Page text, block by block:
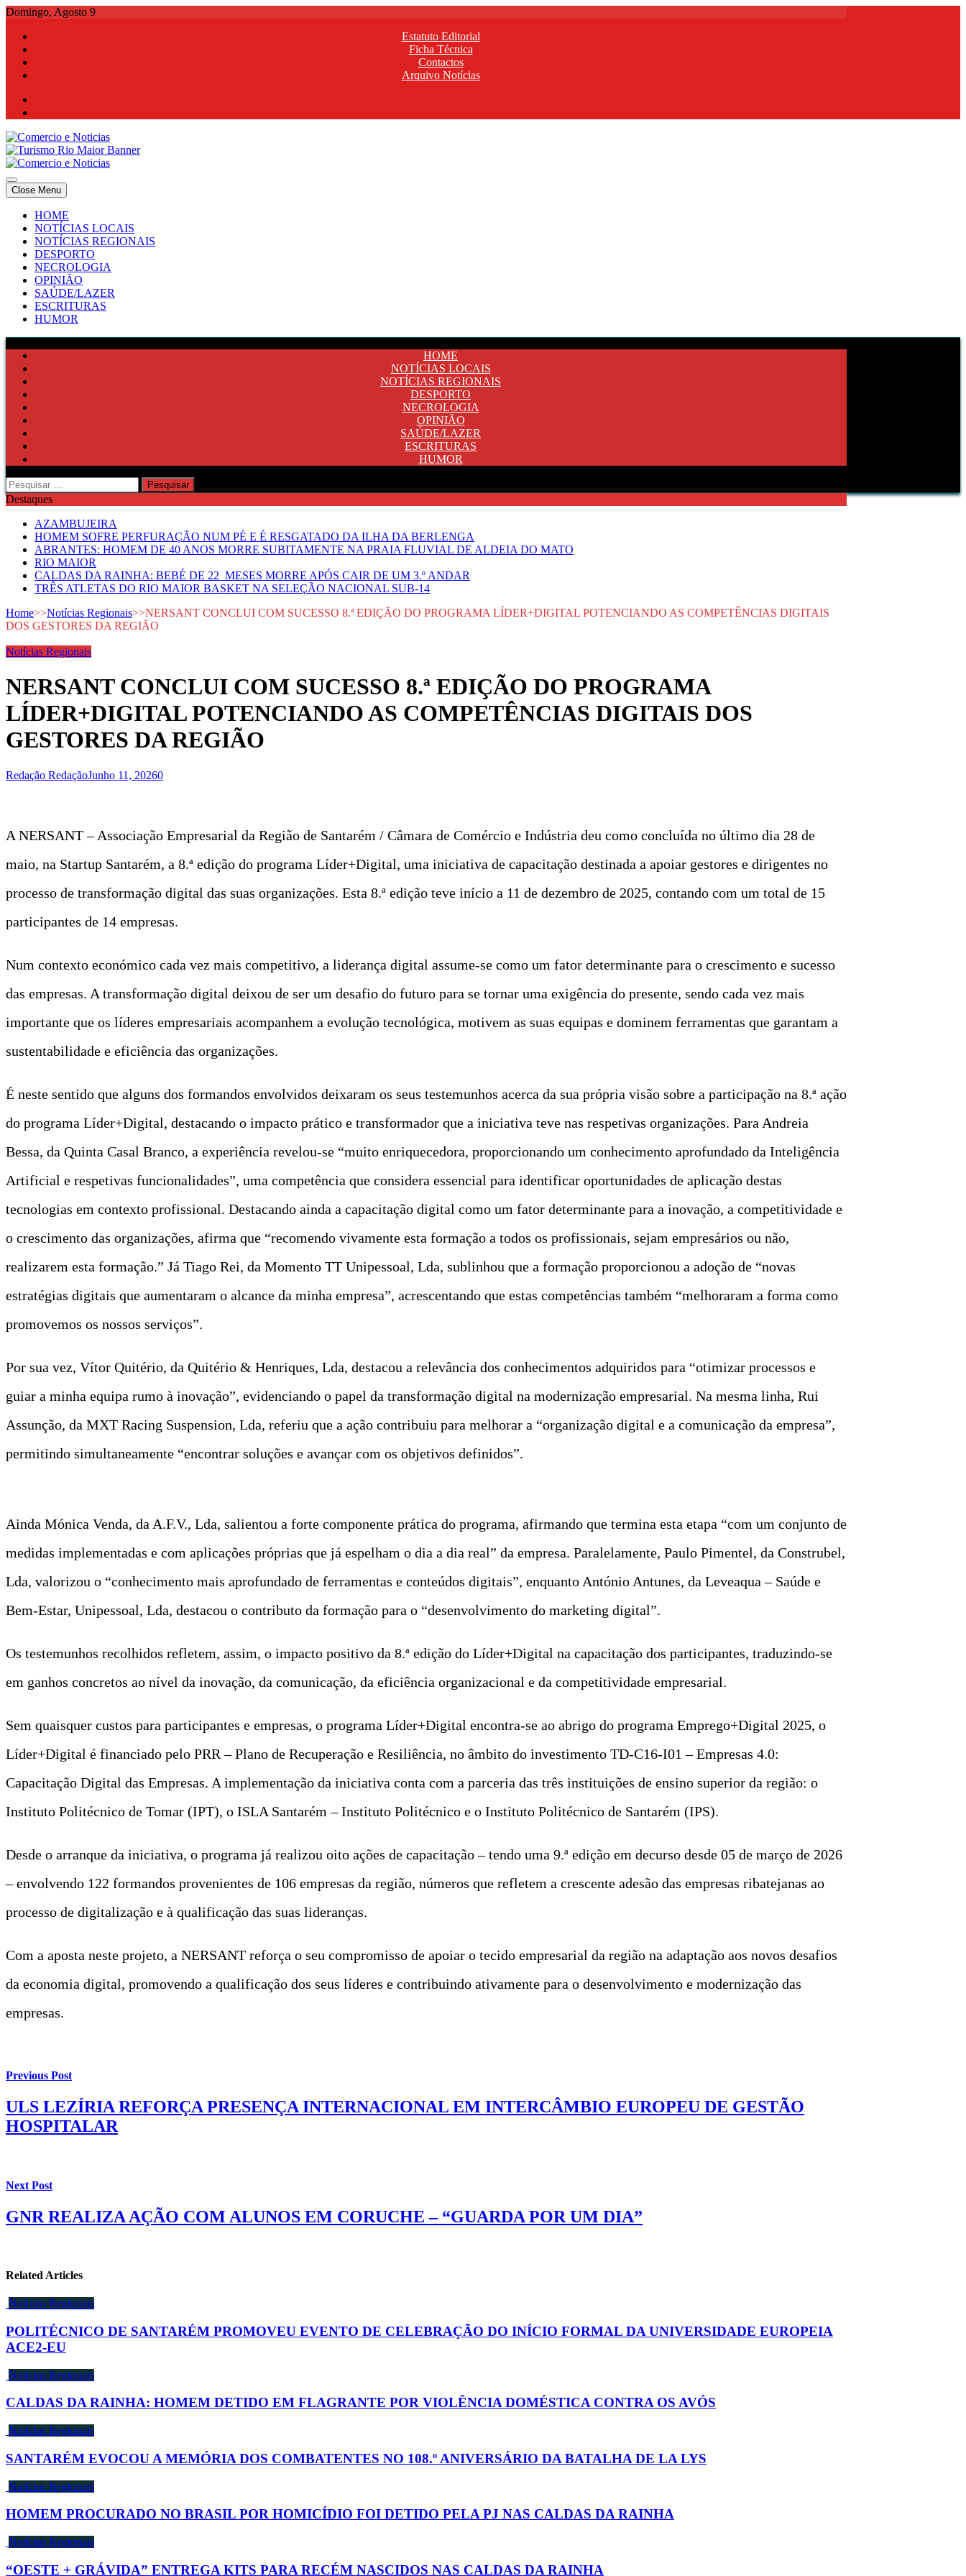
Skip
content
Domingo, Agosto 9
Estatuto Editorial
Ficha Técnica
Contactos
Arquivo Notícias
Comercio e Noticias
Notícias e Publicidade Online
Comercio e Noticias
Notícias e Publicidade Online
Close Menu
HOME
NOTÍCIAS LOCAIS
NOTÍCIAS REGIONAIS
DESPORTO
NECROLOGIA
OPINIÃO
SAÚDE/LAZER
ESCRITURAS
HUMOR
HOME
NOTÍCIAS LOCAIS
NOTÍCIAS REGIONAIS
DESPORTO
NECROLOGIA
OPINIÃO
SAÚDE/LAZER
ESCRITURAS
HUMOR
Pesquisar
por:
Destaques
AZAMBUJEIRA
HOMEM SOFRE PERFURAÇÃO NUM PÉ E É RESGATADO DA ILHA DA BERLENGA
ABRANTES: HOMEM DE 40 ANOS MORRE SUBITAMENTE NA PRAIA FLUVIAL DE ALDEIA DO MATO
RIO MAIOR
CALDAS DA RAINHA: BEBÉ DE 22 MESES MORRE APÓS CAIR DE UM 3.º ANDAR
TRÊS ATLETAS DO RIO MAIOR BASKET NA SELEÇÃO NACIONAL SUB-14
Home>>Notícias Regionais>>NERSANT CONCLUI COM SUCESSO 8.ª EDIÇÃO DO PROGRAMA LÍDER+DIGITAL POTENCIANDO AS COMPETÊNCIAS DIGITAIS
DOS GESTORES DA REGIÃO
Notícias Regionais
NERSANT CONCLUI COM SUCESSO 8.ª EDIÇÃO DO PROGRAMA
LÍDER+DIGITAL POTENCIANDO AS COMPETÊNCIAS DIGITAIS DOS
GESTORES DA REGIÃO
Redação RedaçãoJunho 11, 20260
A NERSANT – Associação Empresarial da Região de Santarém / Câmara de Comércio e Indústria deu como concluída no último dia 28 de
maio, na Startup Santarém, a 8.ª edição do programa Líder+Digital, uma iniciativa de capacitação destinada a apoiar gestores e dirigentes no
processo de transformação digital das suas organizações. Esta 8.ª edição teve início a 11 de dezembro de 2025, contando com um total de 15
participantes de 14 empresas.
Num contexto económico cada vez mais competitivo, a liderança digital assume-se como um fator determinante para o crescimento e sucesso
das empresas. A transformação digital deixou de ser um desafio do futuro para se tornar uma exigência do presente, sendo cada vez mais
importante que os líderes empresariais acompanhem a evolução tecnológica, motivem as suas equipas e dominem ferramentas que garantam a
sustentabilidade e eficiência das organizações.
É neste sentido que alguns dos formandos envolvidos deixaram os seus testemunhos acerca da sua própria visão sobre a participação na 8.ª ação
do programa Líder+Digital, destacando o impacto prático e transformador que a iniciativa teve nas respetivas organizações. Para Andreia
Bessa, da Quinta Casal Branco, a experiência revelou-se “muito enriquecedora, proporcionando um conhecimento aprofundado da Inteligência
Artificial e respetivas funcionalidades”, uma competência que considera essencial para identificar oportunidades de aplicação destas
tecnologias em contexto profissional. Destacando ainda a capacitação digital como um fator determinante para a inovação, a competitividade e
o crescimento das organizações, afirma que “recomendo vivamente esta formação a todos os profissionais, sejam empresários ou não,
realizarem esta formação.” Já Tiago Rei, da Momento TT Unipessoal, Lda, sublinhou que a formação proporcionou a adoção de “novas
estratégias digitais que aumentaram o alcance da minha empresa”, acrescentando que estas competências também “melhoraram a forma como
promovemos os nossos serviços”.
Por sua vez, Vítor Quitério, da Quitério & Henriques, Lda, destacou a relevância dos conhecimentos adquiridos para “otimizar processos e
guiar a minha equipa rumo à inovação”, evidenciando o papel da transformação digital na modernização empresarial. Na mesma linha, Rui
Assunção, da MXT Racing Suspension, Lda, referiu que a ação contribuiu para melhorar a “organização digital e a comunicação da empresa”,
permitindo simultaneamente “encontrar soluções e avançar com os objetivos definidos”.
Ainda Mónica Venda, da A.F.V., Lda, salientou a forte componente prática do programa, afirmando que termina esta etapa “com um conjunto de
medidas implementadas e com aplicações próprias que já espelham o dia a dia real” da empresa. Paralelamente, Paulo Pimentel, da Construbel,
Lda, valorizou o “conhecimento mais aprofundado de ferramentas e conteúdos digitais”, enquanto António Antunes, da Leveaqua – Saúde e
Bem-Estar, Unipessoal, Lda, destacou o contributo da formação para o “desenvolvimento do marketing digital”.
Os testemunhos recolhidos refletem, assim, o impacto positivo da 8.ª edição do Líder+Digital na capacitação dos participantes, traduzindo-se
em ganhos concretos ao nível da inovação, da comunicação, da eficiência organizacional e da competitividade empresarial.
Sem quaisquer custos para participantes e empresas, o programa Líder+Digital encontra-se ao abrigo do programa Emprego+Digital 2025, o
Líder+Digital é financiado pelo PRR – Plano de Recuperação e Resiliência, no âmbito do investimento TD-C16-I01 – Empresas 4.0:
Capacitação Digital das Empresas. A implementação da iniciativa conta com a parceria das três instituições de ensino superior da região: o
Instituto Politécnico de Tomar (IPT), o ISLA Santarém – Instituto Politécnico e o Instituto Politécnico de Santarém (IPS).
Desde o arranque da iniciativa, o programa já realizou oito ações de capacitação – tendo uma 9.ª edição em decurso desde 05 de março de 2026
– envolvendo 122 formandos provenientes de 106 empresas da região, números que refletem a crescente adesão das empresas ribatejanas ao
processo de digitalização e à qualificação das suas lideranças.
Com a aposta neste projeto, a NERSANT reforça o seu compromisso de apoiar o tecido empresarial da região na adaptação aos novos desafios
da economia digital, promovendo a qualificação dos seus líderes e contribuindo ativamente para o desenvolvimento e modernização das
empresas.
Previous Post
ULS LEZÍRIA REFORÇA PRESENÇA INTERNACIONAL EM INTERCÂMBIO EUROPEU DE GESTÃO
HOSPITALAR
Next Post
GNR REALIZA AÇÃO COM ALUNOS EM CORUCHE – “GUARDA POR UM DIA”
Related Articles
Notícias Regionais
POLITÉCNICO DE SANTARÉM PROMOVEU EVENTO DE CELEBRAÇÃO DO INÍCIO FORMAL DA UNIVERSIDADE EUROPEIA
ACE2-EU
Notícias Regionais
CALDAS DA RAINHA: HOMEM DETIDO EM FLAGRANTE POR VIOLÊNCIA DOMÉSTICA CONTRA OS AVÓS
Notícias Regionais
SANTARÉM EVOCOU A MEMÓRIA DOS COMBATENTES NO 108.º ANIVERSÁRIO DA BATALHA DE LA LYS
Notícias Regionais
HOMEM PROCURADO NO BRASIL POR HOMICÍDIO FOI DETIDO PELA PJ NAS CALDAS DA RAINHA
Notícias Regionais
“OESTE + GRÁVIDA” ENTREGA KITS PARA RECÉM NASCIDOS NAS CALDAS DA RAINHA